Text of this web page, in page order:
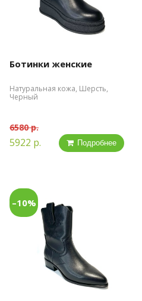
Ботинки женские
Натуральная кожа, Шерсть,
Черный
6580 р.
5922 р. Подробнее
–10%